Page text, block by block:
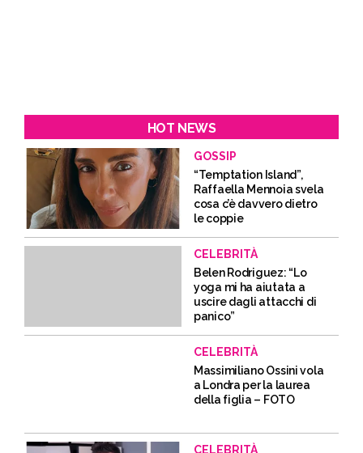
HOT NEWS
GOSSIP
“Temptation Island”,
Raffaella Mennoia svela
cosa c’è davvero dietro
le coppie
CELEBRITÀ
Belen Rodriguez: “Lo
yoga mi ha aiutata a
uscire dagli attacchi di
panico”
CELEBRITÀ
Massimiliano Ossini vola
a Londra per la laurea
della figlia – FOTO
CELEBRITÀ